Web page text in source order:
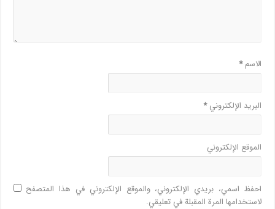
الاسم*
البريد الإلكتروني*
الموقع الإلكتروني
احفظ اسمي، بريدي الإلكتروني، والموقع الإلكتروني في هذا المتصفح
لاستخدامها المرة المقبلة في تعليقي.